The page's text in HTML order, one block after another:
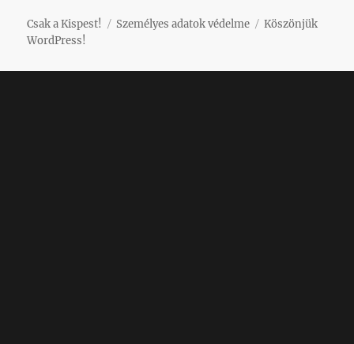
Csak a Kispest! Személyes adatok védelme
Köszönjük
WordPress!